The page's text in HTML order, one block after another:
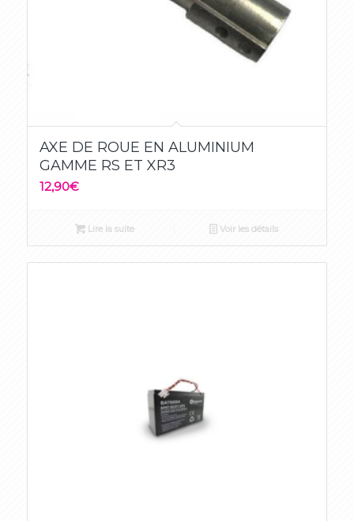
AXE DE ROUE EN ALUMINIUM
GAMME RS ET XR3
12,90€
Lire la suite Voir les détails